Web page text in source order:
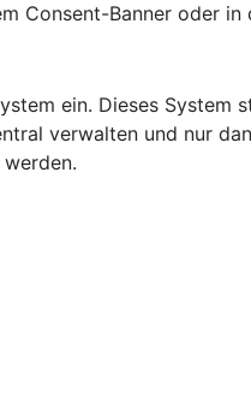
Consent-Banner oder in
ein. Dieses
verwalten und nur